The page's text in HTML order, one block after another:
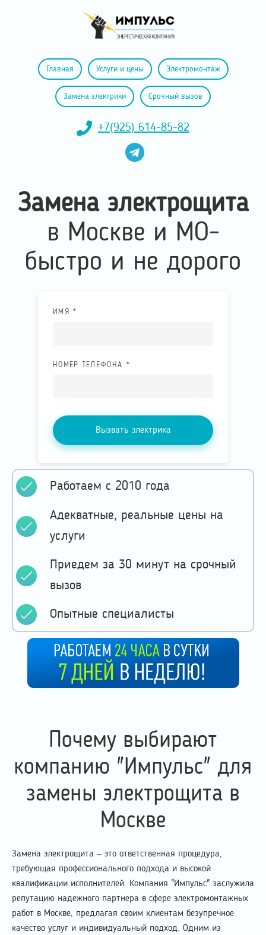
Главная Услуги и цены Электромонтаж
Замена электрики Срочный вызов
+7(925) 614-85-82
Замена электрощита
в Москве и МО-
быстро и не дорого
ИМЯ *
НОМЕР ТЕЛЕФОНА *
Вызвать электрика
Работаем с 2010 года
Адекватные, реальные цены на
услуги
Приедем за 30 минут на срочный
вызов
Опытные специалисты
Почему выбирают
компанию "Импульс" для
замены электрощита в
Москве
Замена электрощита – это ответственная процедура,
требующая профессионального подхода и высокой
квалификации исполнителей. Компания "Импульс" заслужила
репутацию надежного партнера в сфере электромонтажных
работ в Москве, предлагая своим клиентам безупречное
качество услуг и индивидуальный подход. Одним из